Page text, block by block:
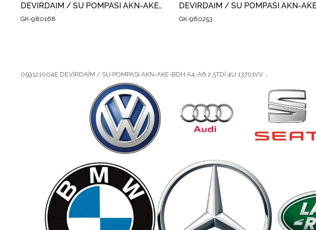
DEVİRDAİM / SU POMPASI AKN-AKE-BDH A4-A6 2.5TDİ
GK-980168 GK-980253
059121004E DEVİRDAİM / SU POMPASI AKN-AKE-BDH A4-A6 2.5TDİ 4U.13701VV